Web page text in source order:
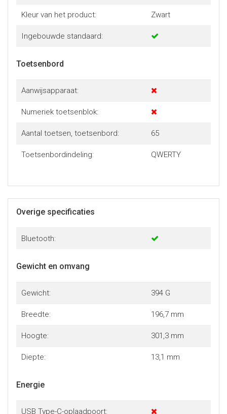
Kleur van het product: Zwart
Ingebouwde standaard:
Toetsenbord
Aanwijsapparaat:
Numeriek toetsenblok:
Aantal toetsen, toetsenbord: 65
Toetsenbordindeling: QWERTY
Overige specificaties
Bluetooth:
Gewicht en omvang
Gewicht: 394 G
Breedte: 196,7 mm
Hoogte: 301,3 mm
Diepte: 13,1 mm
Energie
USB Type-C-oplaadpoort: